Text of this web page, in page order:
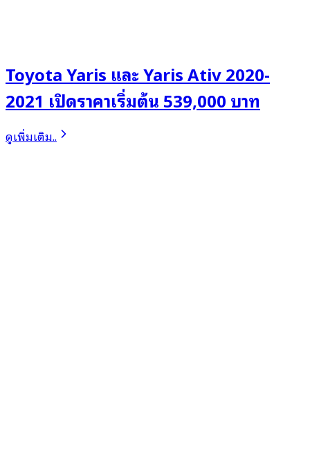
Toyota Yaris และ Yaris Ativ 2020-
2021 เปิดราคาเริ่มต้น 539,000 บาท
ดูเพิ่มเติม..